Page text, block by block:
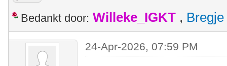
Bedankt door: Willeke_IGKT , Bregje
24-Apr-2026, 07:59 PM